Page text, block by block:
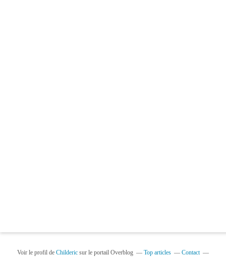
Voir le profil de Childeric sur le portail Overblog Top articles
Contact